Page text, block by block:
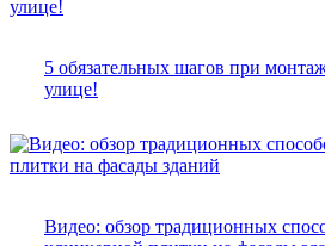
5 обязательных шагов при
улице!
Видео: обзор традиционных